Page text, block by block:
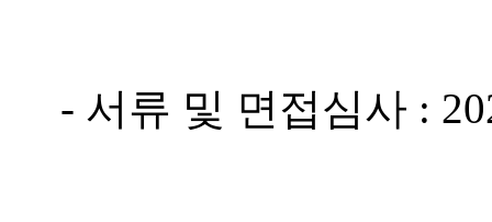
- 서류 및 면접심사 :